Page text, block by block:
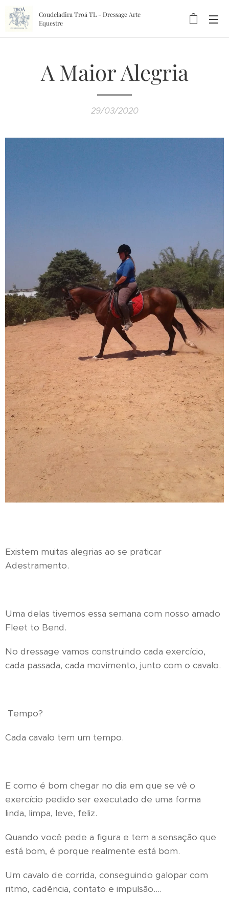
Coudeladira Troá TL - Dressage Arte
Equestre
A Maior Alegria
29/03/2020
Existem muitas alegrias ao se praticar
Adestramento.
Uma delas tivemos essa semana com nosso amado
Fleet to Bend.
No dressage vamos construindo cada exercício,
cada passada, cada movimento, junto com o cavalo.
Tempo?
Cada cavalo tem um tempo.
E como é bom chegar no dia em que se vê o
exercício pedido ser executado de uma forma
linda, limpa, leve, feliz.
Quando você pede a figura e tem a sensação que
está bom, é porque realmente está bom.
Um cavalo de corrida, conseguindo galopar com
ritmo, cadência, contato e impulsão....